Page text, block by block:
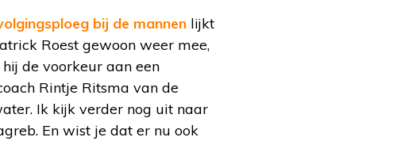
bij de mannen lijkt
Roest gewoon weer mee,
de voorkeur aan een
Rintje Ritsma van de
Ik kijk verder nog uit naar
En wist je dat er nu ook